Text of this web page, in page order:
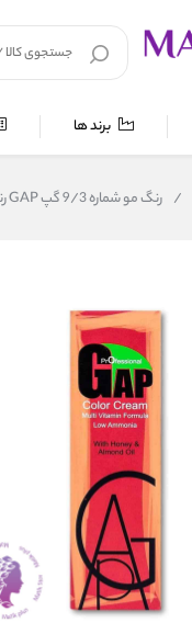
برند ها
/ رنگ مو شماره 9/3 گپ GAP رنگ بلوند طلایی خیلی روشن حجم 100 میل